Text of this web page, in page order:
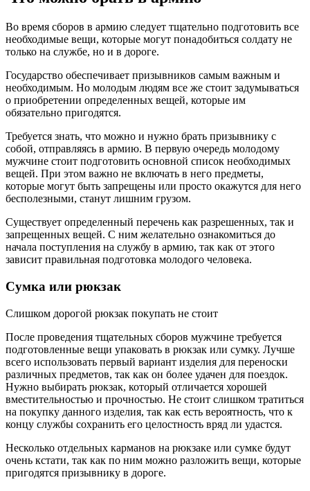
Во время сборов в армию следует тщательно подготовить все
необходимые вещи, которые могут понадобиться солдату не
только на службе, но и в дороге.
Государство обеспечивает призывников самым важным и
необходимым. Но молодым людям все же стоит задумываться
о приобретении определенных вещей, которые им
обязательно пригодятся.
Требуется знать, что можно и нужно брать призывнику с
собой, отправляясь в армию. В первую очередь молодому
мужчине стоит подготовить основной список необходимых
вещей. При этом важно не включать в него предметы,
которые могут быть запрещены или просто окажутся для него
бесполезными, станут лишним грузом.
Существует определенный перечень как разрешенных, так и
запрещенных вещей. С ним желательно ознакомиться до
начала поступления на службу в армию, так как от этого
зависит правильная подготовка молодого человека.
Сумка или рюкзак
Слишком дорогой рюкзак покупать не стоит
После проведения тщательных сборов мужчине требуется
подготовленные вещи упаковать в рюкзак или сумку. Лучше
всего использовать первый вариант изделия для переноски
различных предметов, так как он более удачен для поездок.
Нужно выбирать рюкзак, который отличается хорошей
вместительностью и прочностью. Не стоит слишком тратиться
на покупку данного изделия, так как есть вероятность, что к
концу службы сохранить его целостность вряд ли удастся.
Несколько отдельных карманов на рюкзаке или сумке будут
очень кстати, так как по ним можно разложить вещи, которые
пригодятся призывнику в дороге.